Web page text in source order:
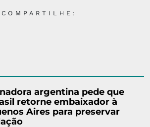
COMPARTILHE:
argentina pede que
retorne embaixador à
Aires para preservar